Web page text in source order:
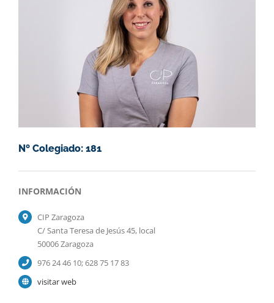
Nº Colegiado: 181
INFORMACIÓN
CIP Zaragoza
C/ Santa Teresa de Jesús 45, local
50006 Zaragoza
976 24 46 10; 628 75 17 83
visitar web